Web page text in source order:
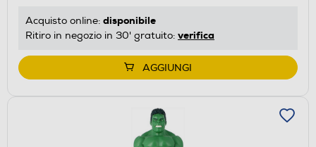
Acquisto online: disponibile
Ritiro in negozio in 30' gratuito: verifica
AGGIUNGI